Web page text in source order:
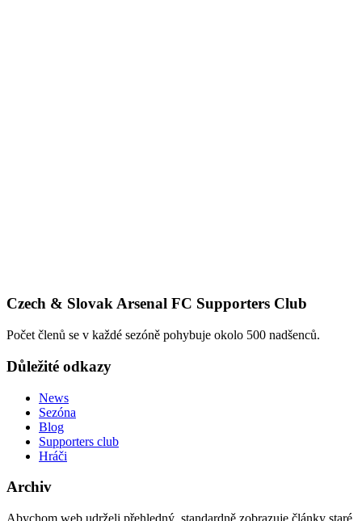
Czech & Slovak Arsenal FC Supporters Club
Počet členů se v každé sezóně pohybuje okolo 500 nadšenců.
Důležité odkazy
News
Sezóna
Blog
Supporters club
Hráči
Archiv
Abychom web udrželi přehledný, standardně zobrazuje články staré